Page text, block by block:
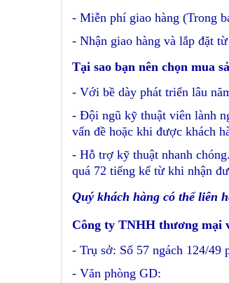
- Miễn phí giao hàng (Trong
- Nhận giao hàng và lắp đặt
Tại sao bạn nên chọn mua
- Với bề dày phát triển lâu
- Đội ngũ kỹ thuật viên lành
vấn đề hoặc khi được khách
- Hỗ trợ kỹ thuật nhanh
quá 72 tiếng kể từ khi nhận
Quý khách hàng có thể liên
Công ty TNHH thương mại
- Trụ sở: Số 57 ngách 124/
- Văn phòng GD: